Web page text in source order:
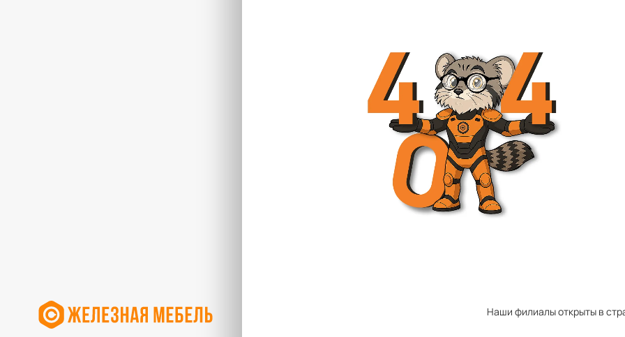
Наши филиалы открыты в